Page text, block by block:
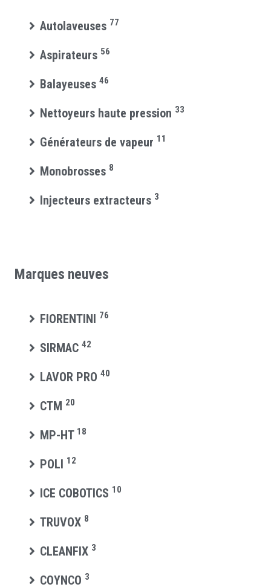
Autolaveuses 77
Aspirateurs 56
Balayeuses 46
Nettoyeurs haute pression 33
Générateurs de vapeur 11
Monobrosses 8
Injecteurs extracteurs 3
Marques neuves
FIORENTINI 76
SIRMAC 42
LAVOR PRO 40
CTM 20
MP-HT 18
POLI 12
ICE COBOTICS 10
TRUVOX 8
CLEANFIX 3
COYNCO 3